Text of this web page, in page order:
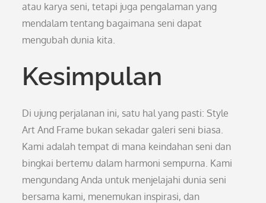
atau karya seni, tetapi juga pengalaman yang
mendalam tentang bagaimana seni dapat
mengubah dunia kita.
Kesimpulan
Di ujung perjalanan ini, satu hal yang pasti: Style
Art And Frame bukan sekadar galeri seni biasa.
Kami adalah tempat di mana keindahan seni dan
bingkai bertemu dalam harmoni sempurna. Kami
mengundang Anda untuk menjelajahi dunia seni
bersama kami, menemukan inspirasi, dan